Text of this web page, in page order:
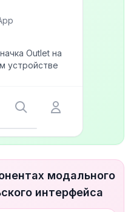
Outlet на
устройстве
модального
интерфейса